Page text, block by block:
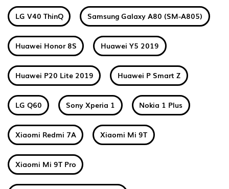
LG V40 ThinQ Samsung Galaxy A80 (SM-A805)
Huawei Honor 8S Huawei Y5 2019
Huawei P20 Lite 2019 Huawei P Smart Z
LG Q60 Sony Xperia 1 Nokia 1 Plus
Xiaomi Redmi 7A Xiaomi Mi 9T
Xiaomi Mi 9T Pro